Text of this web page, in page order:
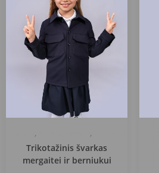
, ,
Trikotažinis švarkas
mergaitei ir berniukui